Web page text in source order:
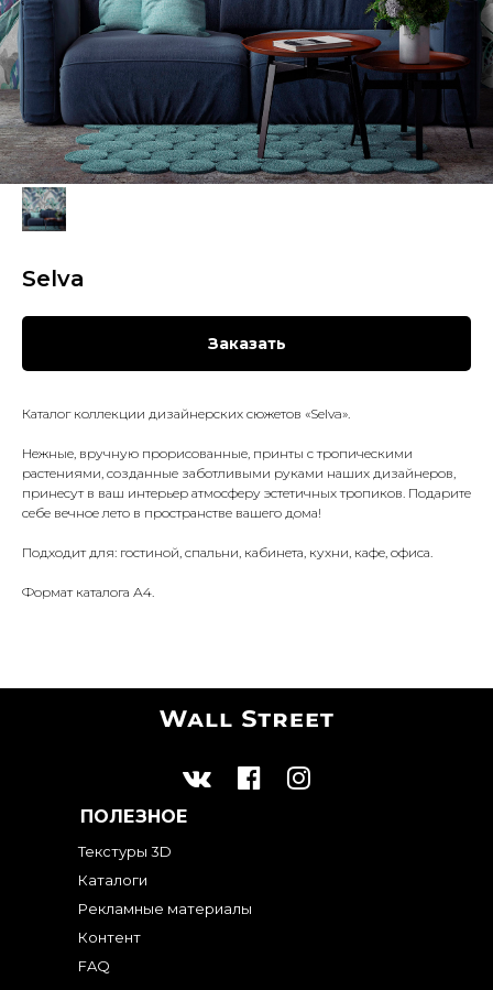
Selva
Заказать
Каталог коллекции дизайнерских сюжетов «Selva».
Нежные, вручную прорисованные, принты с тропическими
растениями, созданные заботливыми руками наших дизайнеров,
принесут в ваш интерьер атмосферу эстетичных тропиков. Подарите
себе вечное лето в пространстве вашего дома!
Подходит для: гостиной, спальни, кабинета, кухни, кафе, офиса.
Формат каталога А4.
ПОЛЕЗНОЕ
Текстуры 3D
Каталоги
Рекламные материалы
Контент
FAQ